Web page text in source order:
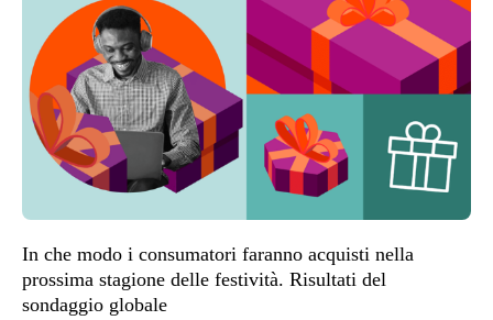
In che modo i consumatori faranno acquisti nella
prossima stagione delle festività. Risultati del
sondaggio globale